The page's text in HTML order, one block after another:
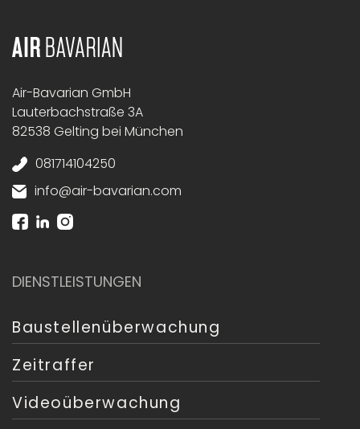
Air-Bavarian GmbH
Lauterbachstraße 3A
82538 Gelting bei München
081714104250
info@air-bavarian.com
DIENSTLEISTUNGEN
Baustellenüberwachung
Zeitraffer
Videoüberwachung